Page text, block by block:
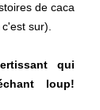
de caca
sur).
qui
loup!